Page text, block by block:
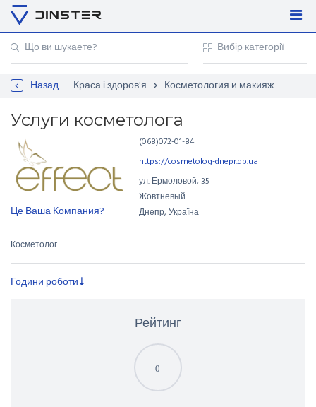
Регістрація
Контакти
Для підприємців
Назад Краса і здоров'я Косметология и макияж
Услуги косметолога
Це Ваша Компания?
Косметолог
(068)072-01-84
https://cosmetolog-dnepr.dp.ua
ул. Ермоловой,35
Жовтневый
Днепр, Україна
Години роботи
Рейтинг
0